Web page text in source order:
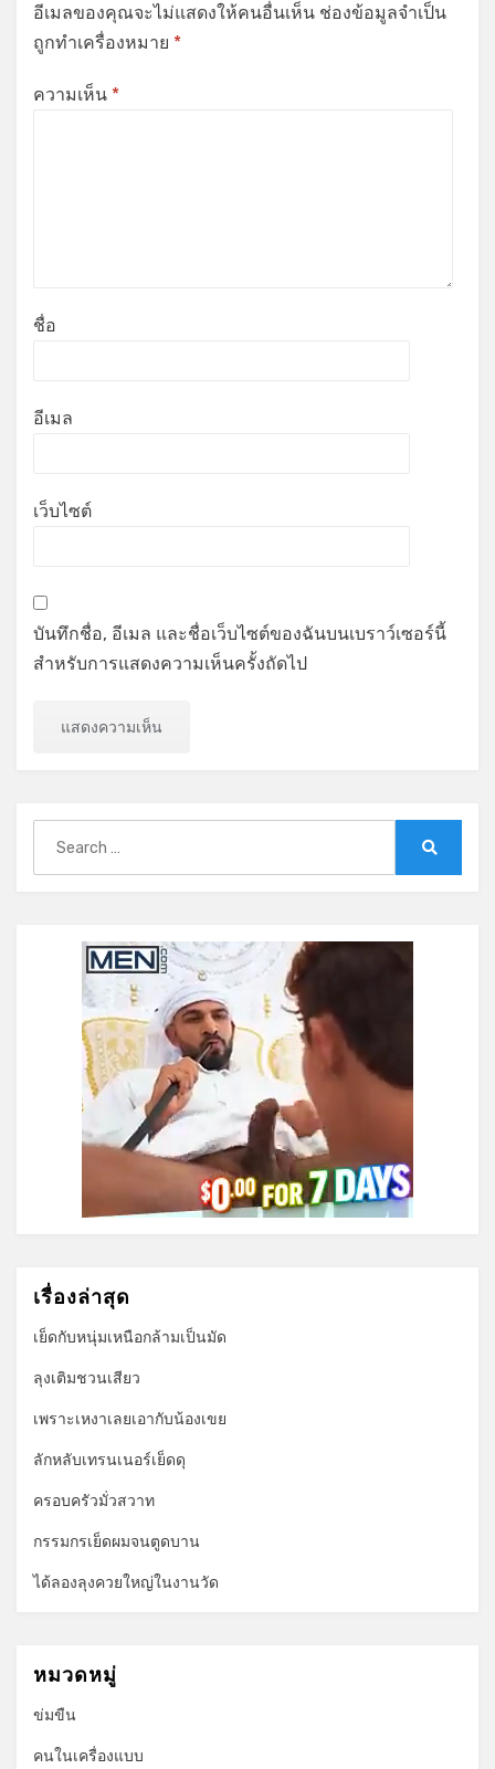
อีเมลของคุณจะไม่แสดงให้คนอื่นเห็น ช่องข้อมูลจำเป็น
ถูกทำเครื่องหมาย *
ความเห็น *
ชื่อ
อีเมล
เว็บไซต์
บันทึกชื่อ, อีเมล และชื่อเว็บไซต์ของฉันบนเบราว์เซอร์นี้
สำหรับการแสดงความเห็นครั้งถัดไป
for:
เรื่องล่าสุด
เย็ดกับหนุ่มเหนือกล้ามเป็นมัด
ลุงเติมชวนเสียว
เพราะเหงาเลยเอากับน้องเขย
ลักหลับเทรนเนอร์เย็ดดุ
ครอบครัวมั่วสวาท
กรรมกรเย็ดผมจนตูดบาน
ได้ลองลุงควยใหญ่ในงานวัด
หมวดหมู่
ข่มขืน
คนในเครื่องแบบ